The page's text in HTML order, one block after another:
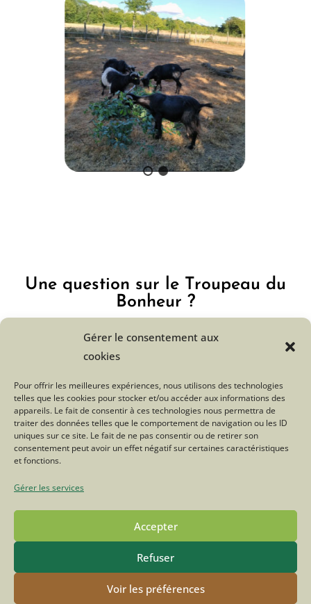
Gérer le consentement aux
cookies
Pour offrir les meilleures expériences, nous utilisons des technologies
telles que les cookies pour stocker et/ou accéder aux informations des
appareils. Le fait de consentir à ces technologies nous permettra de
traiter des données telles que le comportement de navigation ou les ID
uniques sur ce site. Le fait de ne pas consentir ou de retirer son
consentement peut avoir un effet négatif sur certaines caractéristiques
et fonctions.
Gérer les services
Accepter
Refuser
Voir les préférences
Une question sur le Troupeau du
Bonheur ?
Cliquez ici
Tweetez Partagez
CONTACT
FACEBOOK INSTAGRAM
© COPYRIGHT - OCEANWP THEME BY NICK